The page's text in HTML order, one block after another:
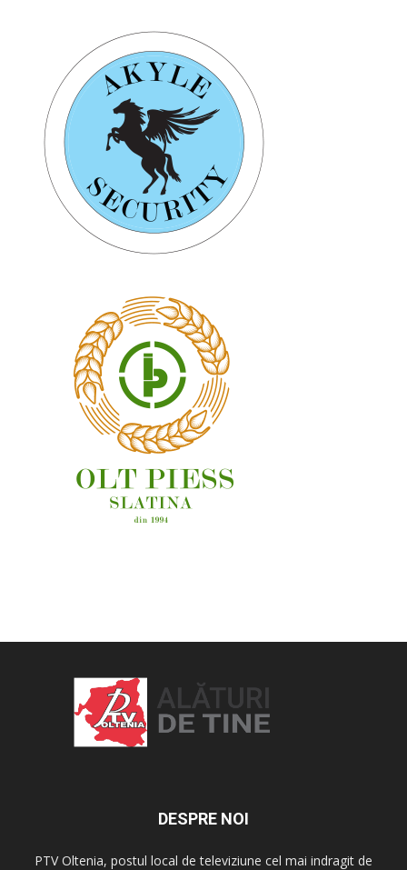
DESPRE NOI
PTV Oltenia, postul local de televiziune cel mai indragit de